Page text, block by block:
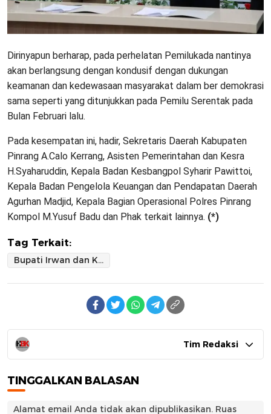
Dirinyapun berharap, pada perhelatan Pemilukada nantinya
akan berlangsung dengan kondusif dengan dukungan
keamanan dan kedewasaan masyarakat dalam ber demokrasi
sama seperti yang ditunjukkan pada Pemilu Serentak pada
Bulan Februari lalu.
Pada kesempatan ini, hadir, Sekretaris Daerah Kabupaten
Pinrang A.Calo Kerrang, Asisten Pemerintahan dan Kesra
H.Syaharuddin, Kepala Badan Kesbangpol Syharir Pawittoi,
Kepala Badan Pengelola Keuangan dan Pendapatan Daerah
Agurhan Madjid, Kepala Bagian Operasional Polres Pinrang
Kompol M.Yusuf Badu dan Phak terkait lainnya. (*)
Tag Terkait:
Bupati Irwan dan Kapolres Pinrang Teken Danah Hibah Pengamanan Pilkada
Tim Redaksi
TINGGALKAN BALASAN
Alamat email Anda tidak akan dipublikasikan. Ruas